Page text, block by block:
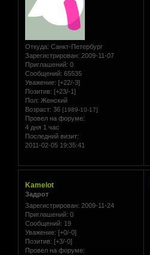
Откуда: Санкт-Петербург
Зарегистрирован: 2009-11-07
Приглашений: 0
Сообщений: 65535
Уважение: [+22/-3]
Позитив: [+23/-1]
Пол: Женский
Возраст: 36 [1989-10-17]
Провел на форуме:
4 дня 1 час
Последний визит:
2011-02-05 19:35:41
Kamelot
Задрот
Зарегистрирован: 2009-11-24
Приглашений: 0
Сообщений: 19
Уважение: [+0/-0]
Позитив: [+3/-0]
Провел на форуме: